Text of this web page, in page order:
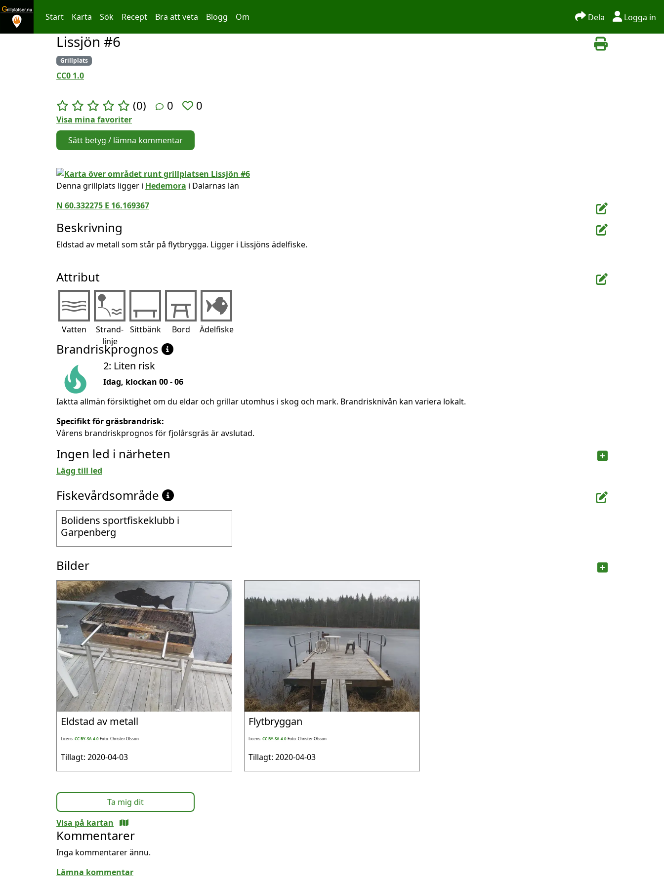
Hoppa till innehållet
Start Karta Sök Recept Bra att veta Blogg Om Dela Logga in
Lissjön #6
Grillplats
CC0 1.0
(0) 0 0
Visa mina favoriter
Sätt betyg / lämna kommentar
Denna grillplats ligger i Hedemora i Dalarnas län
N 60.332275 E 16.169367
Beskrivning
Eldstad av metall som står på flytbrygga. Ligger i Lissjöns ädelfiske.
Attribut
Vatten
Strand-
linje
Sittbänk Bord Ädelfiske
Brandriskprognos
2: Liten risk
Idag, klockan 00 - 06
Iaktta allmän försiktighet om du eldar och grillar utomhus i skog och mark. Brandrisknivån kan variera lokalt.
Specifikt för gräsbrandrisk:
Vårens brandriskprognos för fjolårsgräs är avslutad.
Ingen led i närheten
Lägg till led
Fiskevårdsområde
Bolidens sportfiskeklubb i
Garpenberg
Bilder
Eldstad av metall
Licens:CC BY-SA 4.0Foto: Christer Olsson
Tillagt: 2020-04-03
Flytbryggan
Licens:CC BY-SA 4.0Foto: Christer Olsson
Tillagt: 2020-04-03
Ta mig dit
Visa på kartan
Kommentarer
Inga kommentarer ännu.
Lämna kommentar